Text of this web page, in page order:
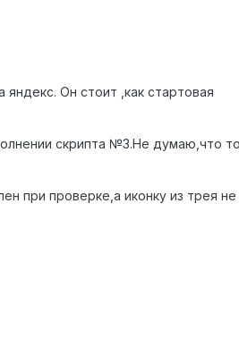
Он стоит ,как стартовая
скрипта №3.Не думаю,что
при проверке,а иконку из трея